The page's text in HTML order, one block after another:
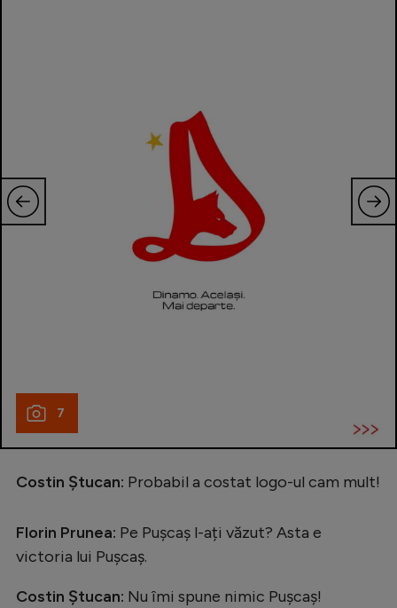
7
Costin Ștucan: Probabil a costat logo-ul cam mult!
Florin Prunea: Pe Pușcaș l-ați văzut? Asta e
victoria lui Pușcaș.
Costin Ștucan: Nu îmi spune nimic Pușcaș!